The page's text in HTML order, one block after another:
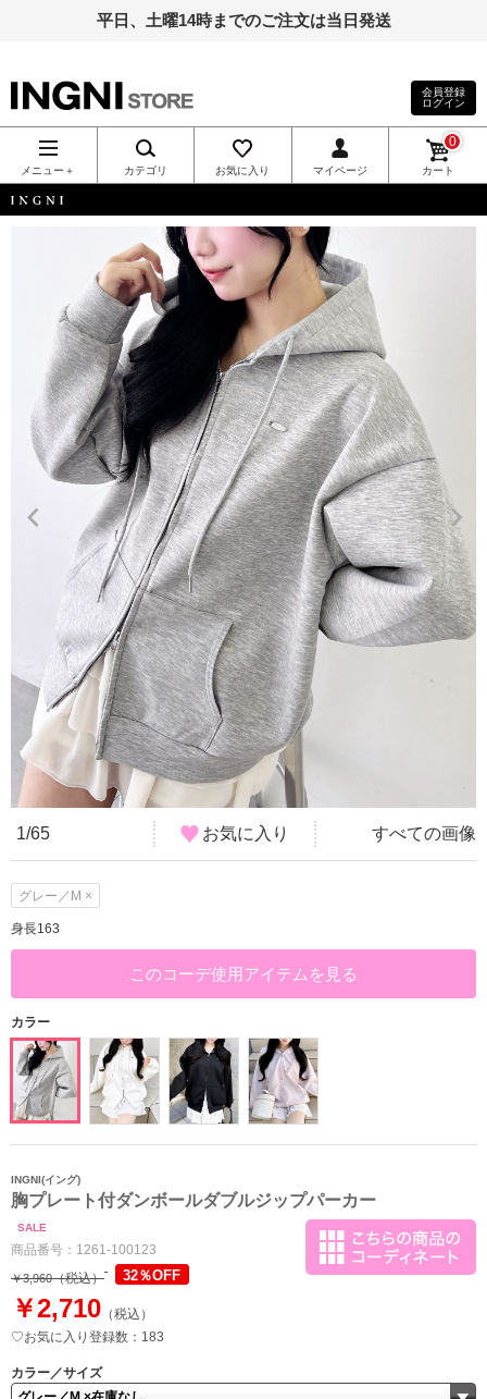
平日、土曜14時までのご注文は当日発送
INGNI（イン
グ）公式通
販｜INGNI
STORE
会員登録
ログイン
メニュー＋ カテゴリ お気に入り マイページ カート
0
INGNI
1/65 お気に入り すべての画像
グレー／M ×
身長163
このコーデ使用アイテムを見る
カラー
INGNI(イング)
胸プレート付ダンボールダブルジップパーカー
SALE
商品番号： 1261-100123
￥3,960（税込） 32％OFF
￥2,710 （税込）
♡お気に入り登録数：183
カラー／サイズ